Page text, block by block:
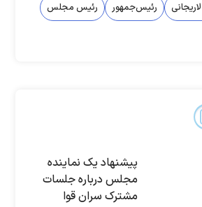
رئیس‌جمهور
رئیس مجلس
پیشنهاد یک نماینده
مجلس درباره جلسات
مشترک سران قوا